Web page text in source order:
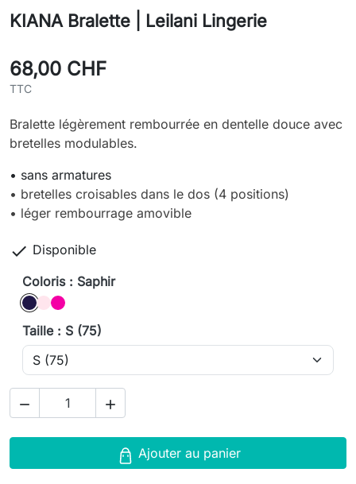
KIANA Bralette | Leilani Lingerie
68,00 CHF
TTC
Bralette légèrement rembourrée en dentelle douce avec
bretelles modulables.
• sans armatures
• bretelles croisables dans le dos (4 positions)
• léger rembourrage amovible
 Disponible
Coloris : Saphir
Saphir
rosepivoine
Taille : S (75)
 
Ajouter au panier